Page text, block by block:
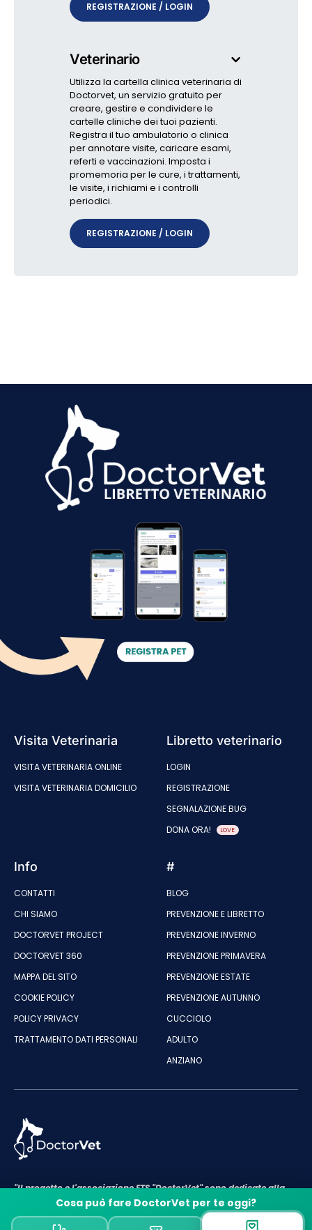
REGISTRAZIONE / LOGIN
Veterinario
Utilizza la cartella clinica veterinaria di
Doctorvet, un servizio gratuito per
creare, gestire e condividere le
cartelle cliniche dei tuoi pazienti.
Registra il tuo ambulatorio o clinica
per annotare visite, caricare esami,
referti e vaccinazioni. Imposta i
promemoria per le cure, i trattamenti,
le visite, i richiami e i controlli
periodici.
REGISTRAZIONE / LOGIN
Visita Veterinaria
VISITA VETERINARIA ONLINE
VISITA VETERINARIA DOMICILIO
Libretto veterinario
LOGIN
REGISTRAZIONE
SEGNALAZIONE BUG
DONA ORA!
LOVE
Info
CONTATTI
CHI SIAMO
DOCTORVET PROJECT
DOCTORVET 360
MAPPA DEL SITO
COOKIE POLICY
POLICY PRIVACY
TRATTAMENTO DATI PERSONALI
#
BLOG
PREVENZIONE E LIBRETTO
PREVENZIONE INVERNO
PREVENZIONE PRIMAVERA
PREVENZIONE ESTATE
PREVENZIONE AUTUNNO
CUCCIOLO
ADULTO
ANZIANO
"Il progetto e l'associazione ETS "DoctorVet" sono dedicate alla
cura e al benessere degli animali"
P.IVA e C.F ASSOCIAZIONE DOCTORVET: 18143661009
Cosa può fare DoctorVet per te oggi?